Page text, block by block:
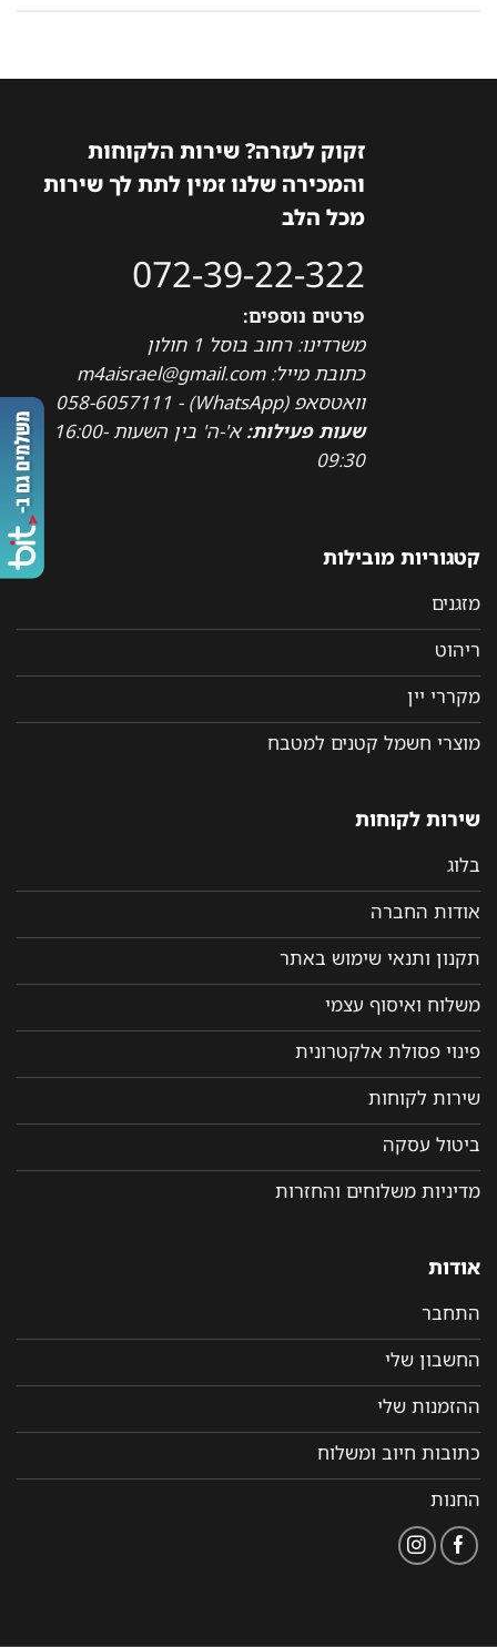
זקוק לעזרה? שירות הלקוחות
והמכירה שלנו זמין לתת לך שירות
מכל הלב
072-39-22-322
פרטים נוספים:
משרדינו: רחוב בוסל 1 חולון
כתובת מייל: m4aisrael@gmail.com
וואטסאפ (WhatsApp) - 058-6057111
שעות פעילות:
א'-ה' בין השעות 16:00-
09:30
קטגוריות מובילות
מזגנים
ריהוט
מקררי יין
מוצרי חשמל קטנים למטבח
שירות לקוחות
בלוג
אודות החברה
תקנון ותנאי שימוש באתר
משלוח ואיסוף עצמי
פינוי פסולת אלקטרונית
שירות לקוחות
ביטול עסקה
מדיניות משלוחים והחזרות
אודות
התחבר
החשבון שלי
ההזמנות שלי
כתובות חיוב ומשלוח
החנות